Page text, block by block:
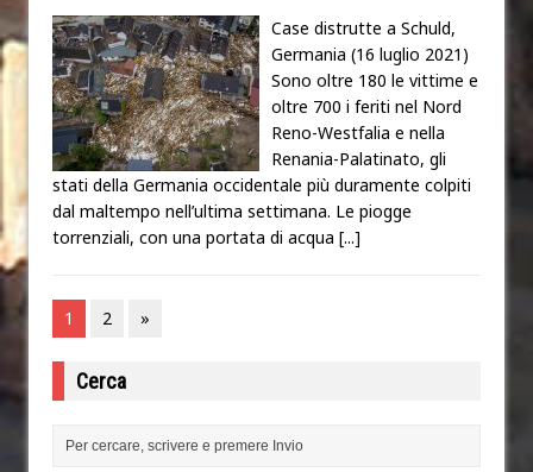
Case distrutte a Schuld,
Germania (16 luglio 2021)
Sono oltre 180 le vittime e
oltre 700 i feriti nel Nord
Reno-Westfalia e nella
Renania-Palatinato, gli
stati della Germania occidentale più duramente colpiti
dal maltempo nell’ultima settimana. Le piogge
torrenziali, con una portata di acqua [...]
1 2 »
Cerca